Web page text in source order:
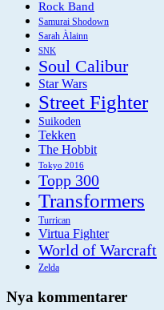
Rock Band
Samurai Shodown
Sarah Àlainn
SNK
Soul Calibur
Star Wars
Street Fighter
Suikoden
Tekken
The Hobbit
Tokyo 2016
Topp 300
Transformers
Turrican
Virtua Fighter
World of Warcraft
Zelda
Nya kommentarer